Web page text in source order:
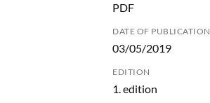
PDF
DATE OF PUBLICATION
03/05/2019
EDITION
1. edition